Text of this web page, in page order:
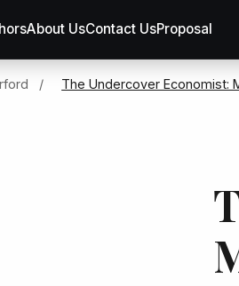
About UsContact UsProposal
/ The Undercover Economist: